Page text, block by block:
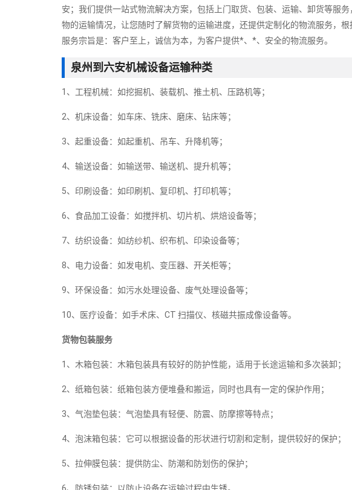
安；我们提供一站式物流解决方案，包括上门取货、包装、运输、卸货等服
物的运输情况，让您随时了解货物的运输进度，还提供定制化的物流服务，
服务宗旨是：客户至上，诚信为本，为客户提供*、*、安全的物流服务。
泉州到六安机械设备运输种类
1、工程机械：如挖掘机、装载机、推土机、压路机等；
2、机床设备：如车床、铣床、磨床、钻床等；
3、起重设备：如起重机、吊车、升降机等；
4、输送设备：如输送带、输送机、提升机等；
5、印刷设备：如印刷机、复印机、打印机等；
6、食品加工设备：如搅拌机、切片机、烘焙设备等；
7、纺织设备：如纺纱机、织布机、印染设备等；
8、电力设备：如发电机、变压器、开关柜等；
9、环保设备：如污水处理设备、废气处理设备等；
10、医疗设备：如手术床、CT 扫描仪、核磁共振成像设备等。
货物包装服务
1、木箱包装：木箱包装具有较好的防护性能，适用于长途运输和多次装卸；
2、纸箱包装：纸箱包装方便堆叠和搬运，同时也具有一定的保护作用；
3、气泡垫包装：气泡垫具有轻便、防震、防摩擦等特点；
4、泡沫箱包装：它可以根据设备的形状进行切割和定制，提供较好的保护；
5、拉伸膜包装：提供防尘、防潮和防划伤的保护；